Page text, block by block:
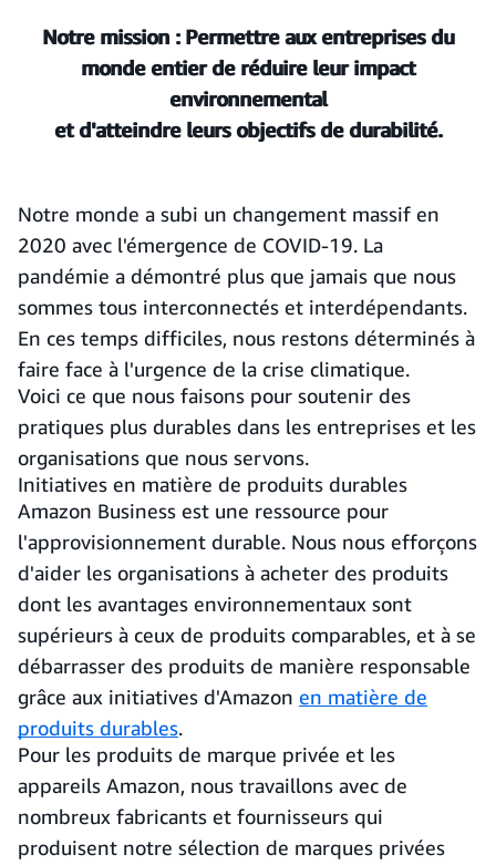
Notre mission : Permettre aux entreprises du
monde entier de réduire leur impact
environnemental
et d'atteindre leurs objectifs de durabilité.
Notre monde a subi un changement massif en
2020 avec l'émergence de COVID-19. La
pandémie a démontré plus que jamais que nous
sommes tous interconnectés et interdépendants.
En ces temps difficiles, nous restons déterminés à
faire face à l'urgence de la crise climatique.
Voici ce que nous faisons pour soutenir des
pratiques plus durables dans les entreprises et les
organisations que nous servons.
Initiatives en matière de produits durables
Amazon Business est une ressource pour
l'approvisionnement durable. Nous nous efforçons
d'aider les organisations à acheter des produits
dont les avantages environnementaux sont
supérieurs à ceux de produits comparables, et à se
débarrasser des produits de manière responsable
grâce aux initiatives d'Amazon en matière de
produits durables.
Pour les produits de marque privée et les
appareils Amazon, nous travaillons avec de
nombreux fabricants et fournisseurs qui
produisent notre sélection de marques privées